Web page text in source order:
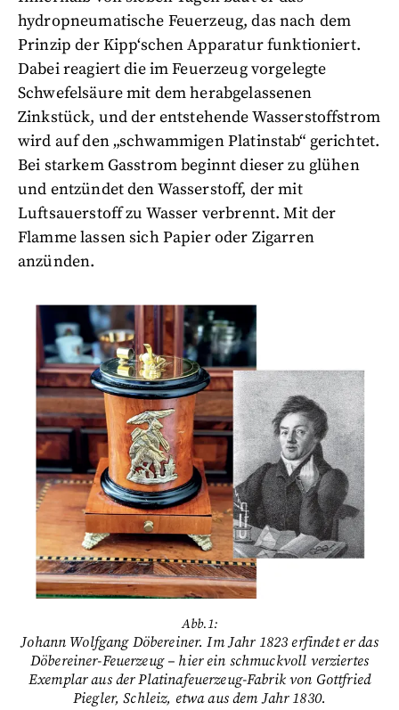
hydropneumatische Feuerzeug, das nach dem
Prinzip der Kipp‘schen Apparatur funktioniert.
Dabei reagiert die im Feuerzeug vorgelegte
Schwefelsäure mit dem herabgelassenen
Zinkstück, und der entstehende Wasserstoffstrom
wird auf den „schwammigen Platinstab“ gerichtet.
Bei starkem Gasstrom beginnt dieser zu glühen
und entzündet den Wasserstoff, der mit
Luftsauerstoff zu Wasser verbrennt. Mit der
Flamme lassen sich Papier oder Zigarren
anzünden.
Abb.1:
Johann Wolfgang Döbereiner. Im Jahr 1823 erfindet er das
Döbereiner-Feuerzeug – hier ein schmuckvoll verziertes
Exemplar aus der Platinafeuerzeug-Fabrik von Gottfried
Piegler, Schleiz, etwa aus dem Jahr 1830.